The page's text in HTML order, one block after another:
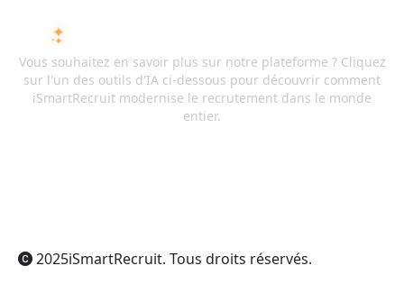
Vous souhaitez en savoir plus sur notre plateforme ? Cliquez
sur l'un des outils d'IA ci-dessous pour découvrir comment
iSmartRecruit modernise le recrutement dans le monde
entier.
2025iSmartRecruit. Tous droits réservés.